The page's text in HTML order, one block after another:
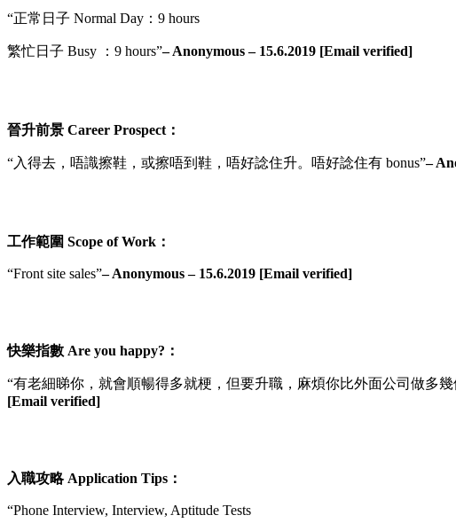
“正常日子 Normal Day：9 hours
繁忙日子 Busy ：9 hours”– Anonymous – 15.6.2019 [Email verified]
晉升前景 Career Prospect：
“入得去，唔識擦鞋，或擦唔到鞋，唔好諗住升。唔好諗住有 bonus”–
工作範圍 Scope of Work：
“Front site sales”– Anonymous – 15.6.2019 [Email verified]
快樂指數 Are you happy?：
“有老細睇你，就會順暢得多就梗，但要升職，麻煩你比外面公司做多
[Email verified]
入職攻略 Application Tips：
“Phone Interview, Interview, Aptitude Tests